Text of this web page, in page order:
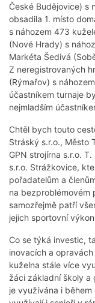
České Budějovice) s
obsadila 1. místo
s náhozem 473
(Nové Hrady) s
Markéta Šedivá
Z neregistrovaných
(Rýmařov) s
účastníkem turnaje
nejmladším
Chtěl bych touto
Stráský s.r.o., Město
GPN strojírna s.r.o.
s.r.o. Strážkovice,
pořadatelům a
na bezproblémovém
samozřejmě patří
jejich sportovní
Co se týká investic,
inovacích a
kuželna stále více
žáci základní školy a
je využívána i